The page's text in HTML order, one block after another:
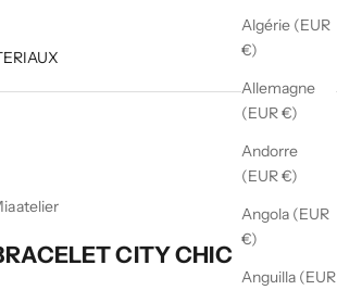
Algérie (EUR
€)
Allemagne
(EUR €)
Andorre
(EUR €)
Angola (EUR
€)
Anguilla (EUR
CITY CHIC